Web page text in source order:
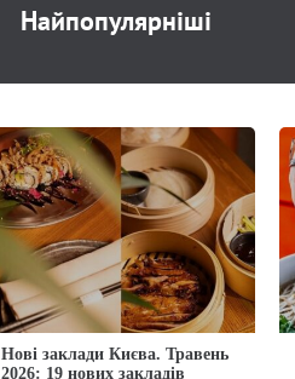
Найпопулярніші
Нові заклади Києва. Травень
2026: 19 нових закладів